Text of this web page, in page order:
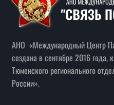
АНО «Международный Центр
создана в сентябре 2016 года,
Тюменского регионального
России».